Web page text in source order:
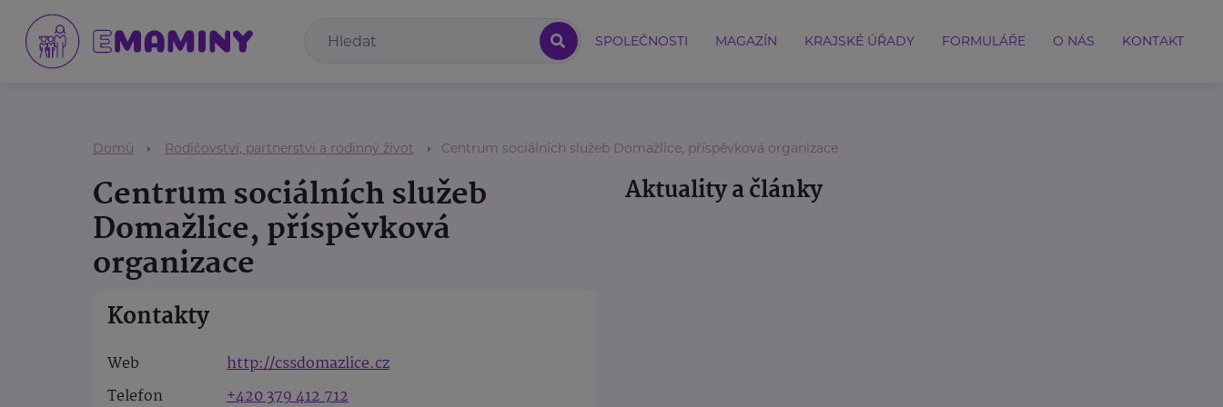
SPOLEČNOSTI MAGAZÍN KRAJSKÉ ÚŘADY FORMULÁŘE O NÁS KONTAKT
Domů Rodičovství, partnerství a rodinný život Centrum sociálních služeb Domažlice, příspěvková organizace
Centrum sociálních služeb
Domažlice, příspěvková
organizace
Kontakty
Web
http://cssdomazlice.cz
Telefon
+420 379 412 712
Aktuality a články